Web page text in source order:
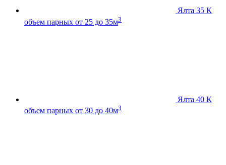
Ялта 35 К
объем парных от 25 до 35м3
Ялта 40 К
объем парных от 30 до 40м3